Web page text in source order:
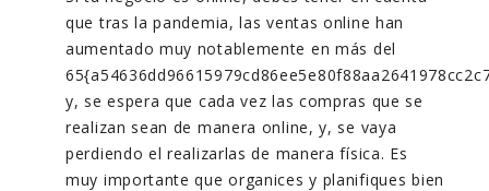
que tras la pandemia, las ventas online han
aumentado muy notablemente en más del
y, se espera que cada vez las compras que se
realizan sean de manera online, y, se vaya
perdiendo el realizarlas de manera física. Es
muy importante que organices y planifiques bien